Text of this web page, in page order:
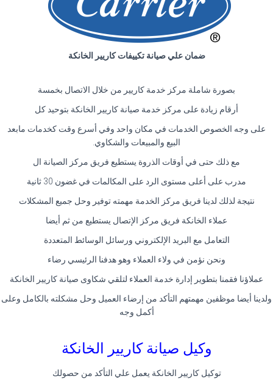
ضمان علي صيانة تكييفات كاريير الخانكة
بصورة شاملة مركز خدمة كاريير من خلال الاتصال بخمسة
أرقام زيادة على مركز خدمة صيانة كاريير الخانكة بتوحيد كل
على وجه الخصوص الخدمات في مكان واحد وفي أسرع وقت كخدمات مابعد
البيع والمبيعات والشكاوي.
مع ذلك حتى في أوقات الذروة يستطيع فريق مركز الصيانة ال
مدرب على أعلى مستوى الرد على المكالمات في غضون 30 ثانية
نتيجة لذلك لدينا فريق مركز الخدمة مهمته توفير وحل جميع المشكلات
عملاء الخانكة فريق مركز الإتصال يستطيع من ثم أيضا
التعامل مع البريد الإلكتروني ورسائل الوسائط المتعددة
ونحن نؤمن في ولاء العملاء وهو هدفنا الرئيسي رضاء
عملاؤنا فقمنا بتطوير إدارة خدمة العملاء لتلقي شكاوى صيانة كاريير الخانكة
ولدينا أيضا موظفين مهمتهم التأكد من إرضاء العميل وحل مشكلته بالكامل وعلى
أكمل وجه
وكيل صيانة كاريير الخانكة
توكيل كاريير الخانكة يعمل علي التأكد من حصولك